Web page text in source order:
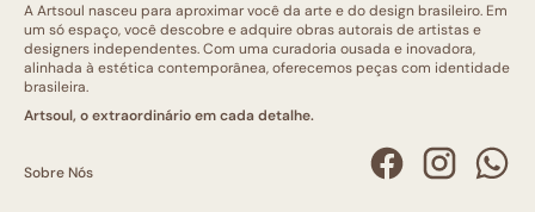
A Artsoul nasceu para aproximar você da arte e do design brasileiro. Em
um só espaço, você descobre e adquire obras autorais de artistas e
designers independentes. Com uma curadoria ousada e inovadora,
alinhada à estética contemporânea, oferecemos peças com identidade
brasileira.
Artsoul, o extraordinário em cada detalhe.
Sobre Nós